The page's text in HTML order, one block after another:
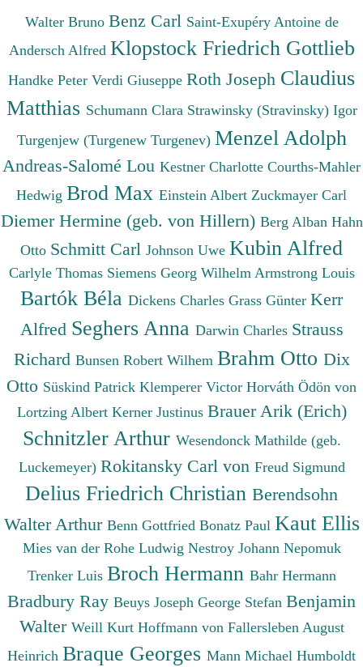
Walter Bruno Benz Carl Saint-Exupéry Antoine de
Andersch Alfred Klopstock Friedrich Gottlieb
Handke Peter Verdi Giuseppe Roth Joseph Claudius
Matthias Schumann Clara Strawinsky (Stravinsky) Igor
Turgenjew (Turgenew Turgenev) Menzel Adolph
Andreas-Salomé Lou Kestner Charlotte Courths-Mahler
Hedwig Brod Max Einstein Albert Zuckmayer Carl
Diemer Hermine (geb. von Hillern) Berg Alban Hahn
Otto Schmitt Carl Johnson Uwe Kubin Alfred
Carlyle Thomas Siemens Georg Wilhelm Armstrong Louis
Bartók Béla Dickens Charles Grass Günter Kerr
Alfred Seghers Anna Darwin Charles Strauss
Richard Bunsen Robert Wilhem Brahm Otto Dix
Otto Süskind Patrick Klemperer Victor Horváth Ödön von
Lortzing Albert Kerner Justinus Brauer Arik (Erich)
Schnitzler Arthur Wesendonck Mathilde (geb.
Luckemeyer) Rokitansky Carl von Freud Sigmund
Delius Friedrich Christian Berendsohn
Walter Arthur Benn Gottfried Bonatz Paul Kaut Ellis
Mies van der Rohe Ludwig Nestroy Johann Nepomuk
Trenker Luis Broch Hermann Bahr Hermann
Bradbury Ray Beuys Joseph George Stefan Benjamin
Walter Weill Kurt Hoffmann von Fallersleben August
Heinrich Braque Georges Mann Michael Humboldt